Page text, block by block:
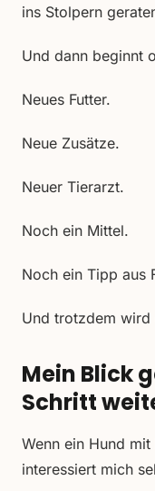
ins Stolpern
Und dann beginnt
Neues Futter.
Neue Zusätze.
Neuer Tierarzt.
Noch ein Mittel.
Noch ein Tipp aus
Und trotzdem wird
Mein Blick
Schritt
Wenn ein Hund
interessiert mich